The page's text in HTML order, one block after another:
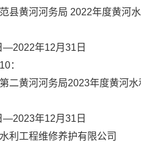
县黄河河务局 2022年度黄河
—2022年12月31日
10：
二黄河河务局2023年度黄河
—2023年12月31日
利工程维修养护有限公司